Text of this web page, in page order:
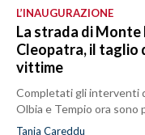
L’INAUGURAZIONE
La strada di Monte
Cleopatra, il taglio
vittime
Completati gli interventi
Olbia e Tempio ora sono
Tania Careddu